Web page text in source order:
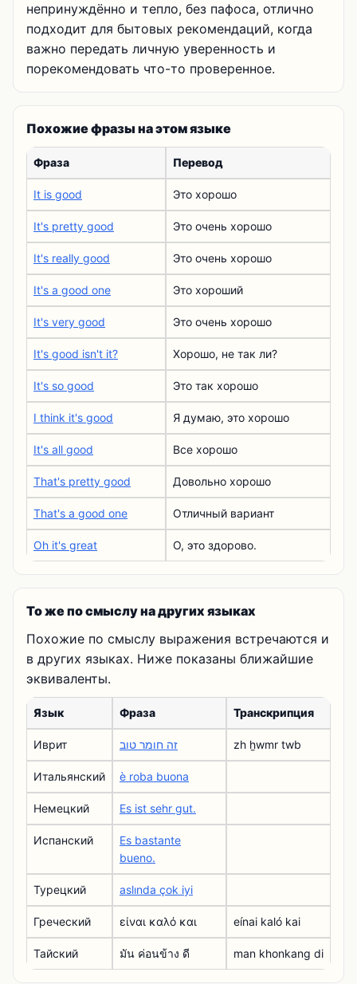
непринуждённо и тепло, без пафоса, отлично
подходит для бытовых рекомендаций, когда
важно передать личную уверенность и
порекомендовать что-то проверенное.
Похожие фразы на этом языке
Фраза Перевод
It is good Это хорошо
It's pretty good Это очень хорошо
It's really good Это очень хорошо
It's a good one Это хороший
It's very good Это очень хорошо
It's good isn't it? Хорошо, не так ли?
It's so good Это так хорошо
I think it's good Я думаю, это хорошо
It's all good Все хорошо
That's pretty good Довольно хорошо
That's a good one Отличный вариант
Oh it's great О, это здорово.
То же по смыслу на других языках
Похожие по смыслу выражения встречаются и
в других языках. Ниже показаны ближайшие
эквиваленты.
Язык Фраза Транскрипция
Иврит זה חומר טוב zh ẖwmr twb
Итальянский è roba buona
Немецкий Es ist sehr gut.
Испанский
Es bastante
bueno.
Турецкий aslında çok iyi
Греческий είναι καλό και eínai kaló kai
Тайский มัน ค่อนข้าง ดี man khonkang di